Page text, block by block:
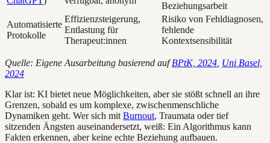
Beziehungsarbeit
Automatisierte
Protokolle
Effizienzsteigerung,
Entlastung für
Therapeut:innen
Risiko von Fehldiagnosen,
fehlende
Kontextsensibilität
Quelle: Eigene Ausarbeitung basierend aufBPtK, 2024 Uni Basel,
2024
Klar ist: KI bietet neue Möglichkeiten, aber sie stößt schnell an ihre
Grenzen, sobald es um komplexe, zwischenmenschliche
Dynamiken geht. Wer sich mit Burnout, Traumata oder tief
sitzenden Ängsten auseinandersetzt, weiß: Ein Algorithmus kann
Fakten erkennen, aber keine echte Beziehung aufbauen.